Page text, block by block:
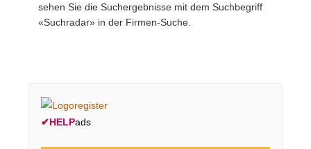
sehen Sie die Suchergebnisse mit dem Suchbegriff
«Suchradar» in der Firmen-Suche.
✔HELPads